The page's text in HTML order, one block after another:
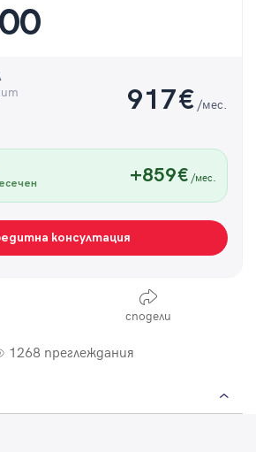
917€ /мес.
+859€ /мес.
консултация
сподели
1268 преглеждания